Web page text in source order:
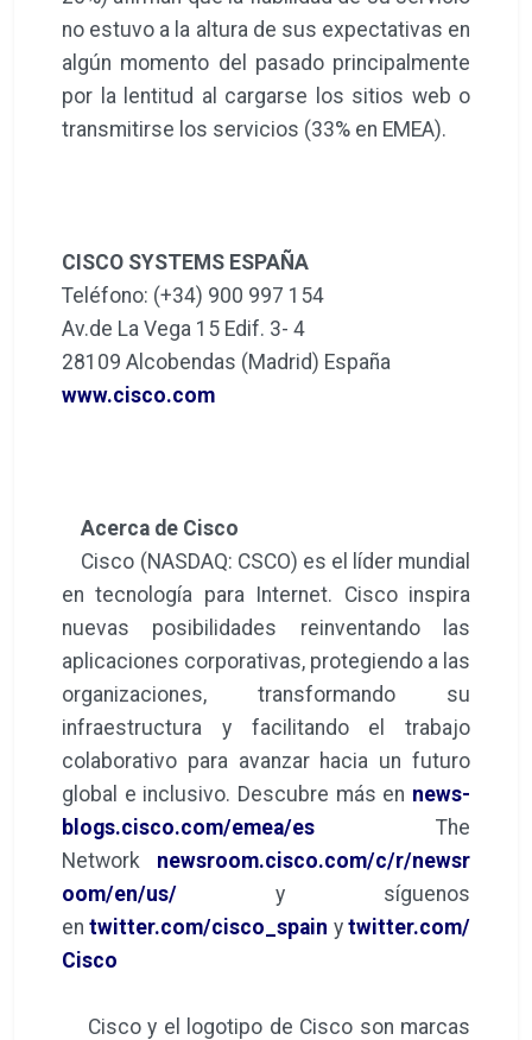
no estuvo a la altura de sus expectativas en
algún momento del pasado principalmente
por la lentitud al cargarse los sitios web o
transmitirse los servicios (33% en EMEA).
CISCO SYSTEMS ESPAÑA
Teléfono: (+34) 900 997 154
Av.de La Vega 15 Edif. 3- 4
28109 Alcobendas (Madrid) España
www.cisco.com
Acerca de Cisco
Cisco (NASDAQ: CSCO) es el líder mundial
en tecnología para Internet. Cisco inspira
nuevas posibilidades reinventando las
aplicaciones corporativas, protegiendo a las
organizaciones, transformando su
infraestructura y facilitando el trabajo
colaborativo para avanzar hacia un futuro
global e inclusivo. Descubre más en news-
blogs.cisco.com/emea/es The
Network newsroom.cisco.com/c/r/newsr
oom/en/us/ y síguenos
entwitter.com/cisco_spain ytwitter.com/
Cisco
Cisco y el logotipo de Cisco son marcas